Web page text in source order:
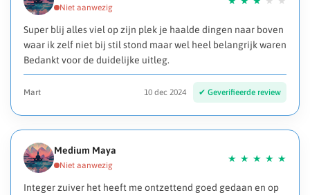
Super blij alles viel op zijn plek je haalde dingen naar boven
waar ik zelf niet bij stil stond maar wel heel belangrijk waren
Bedankt voor de duidelijke uitleg.
Mart 10 dec 2024
Medium Maya
Integer zuiver het heeft me ontzettend goed gedaan en op